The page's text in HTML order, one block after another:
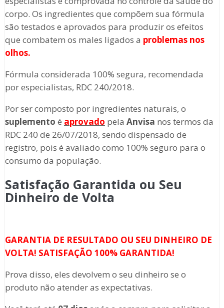
corpo. Os ingredientes que compõem sua fórmula
são testados e aprovados para produzir os efeitos
que combatem os males ligados a problemas nos
olhos.
Fórmula considerada 100% segura, recomendada
por especialistas, RDC 240/2018.
Por ser composto por ingredientes naturais, o
suplemento é aprovado pela Anvisa nos termos da
RDC 240 de 26/07/2018, sendo dispensado de
registro, pois é avaliado como 100% seguro para o
consumo da população.
Satisfação Garantida ou Seu
Dinheiro de Volta
GARANTIA DE RESULTADO OU SEU DINHEIRO DE
VOLTA! SATISFAÇÃO 100% GARANTIDA!
Prova disso, eles devolvem o seu dinheiro se o
produto não atender as expectativas.